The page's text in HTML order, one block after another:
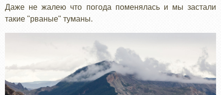
Даже не жалею что погода поменялась и мы застали
такие "рваные" туманы.